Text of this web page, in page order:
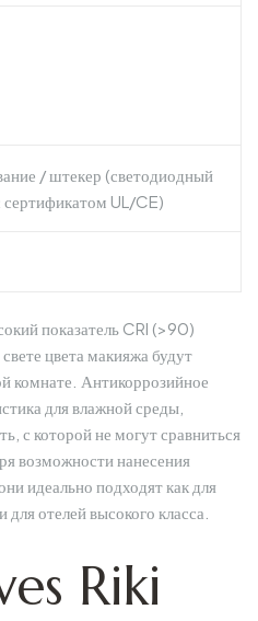
/ штекер (светодиодный
сертификатом UL/CE)
показатель CRI (>90)
цвета макияжа будут
комнате. Антикоррозийное
для влажной среды,
с которой не могут сравниться
возможности нанесения
идеально подходят как для
отелей высокого класса.
Riki